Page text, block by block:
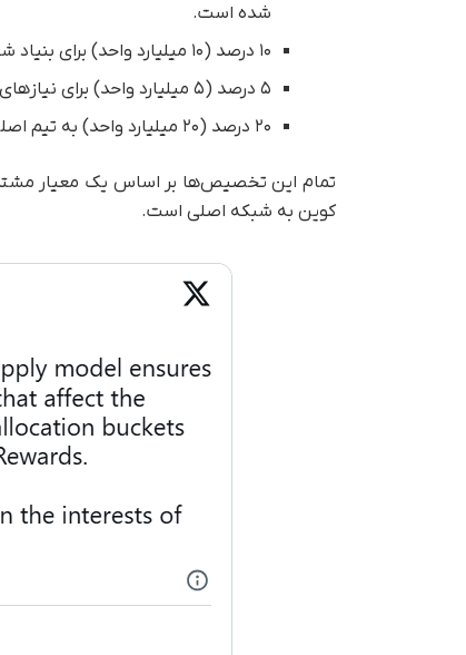
شده است.
۱۰ درصد (۱۰ میلیارد واحد) برای بنیاد شبکه تخصیص یافته است.
۵ درصد (۵ میلیارد واحد) برای نیازهای نقدینگی کنار گذاشته شده است.
۲۰ درصد (۲۰ میلیارد واحد) به تیم اصلی تعلق دارد.
تمام این تخصیص‌ها بر اساس یک معیار
کوین به شبکه اصلی است.